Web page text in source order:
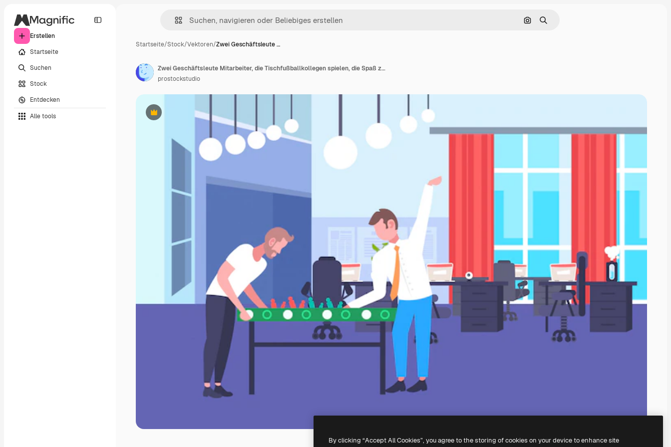
Erstellen
Startseite
Suchen
Stock
Entdecken
Alle tools
Nach Bild suchen
Suchen
Startseite/Stock/Vektoren/Zwei Geschäftsleute …
Premium
Zwei Geschäftsleute Mitarbeiter, die Tischfußballkollegen spielen, die Spaß zusammen während der Pause Geschäftsleute haben, die das Bürokooperationszentrum innen horizontal in voller Länge entspannen
prostockstudio
By clicking “Accept All Cookies”, you agree to the storing of cookies on your device to enhance site